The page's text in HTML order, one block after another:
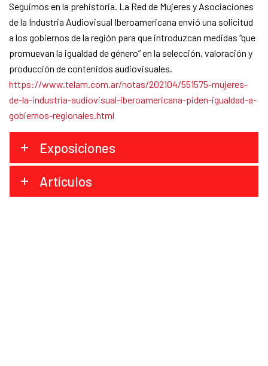
Seguimos en la prehistoria. La Red de Mujeres y Asociaciones
de la Industria Audiovisual Iberoamericana envió una solicitud
a los gobiernos de la región para que introduzcan medidas “que
promuevan la igualdad de género” en la selección, valoración y
producción de contenidos audiovisuales.
https://www.telam.com.ar/notas/202104/551575-mujeres-
de-la-industria-audiovisual-iberoamericana-piden-igualdad-a-
gobiernos-regionales.html
Exposiciones
Artículos